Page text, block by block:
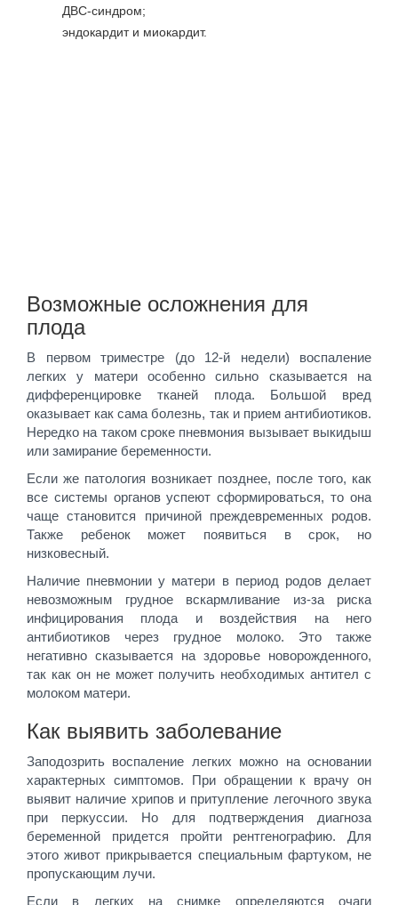
ДВС-синдром;
эндокардит и миокардит.
Возможные осложнения для
плода
В первом триместре (до 12-й недели) воспаление
легких у матери особенно сильно сказывается на
дифференцировке тканей плода. Большой вред
оказывает как сама болезнь, так и прием антибиотиков.
Нередко на таком сроке пневмония вызывает выкидыш
или замирание беременности.
Если же патология возникает позднее, после того, как
все системы органов успеют сформироваться, то она
чаще становится причиной преждевременных родов.
Также ребенок может появиться в срок, но
низковесный.
Наличие пневмонии у матери в период родов делает
невозможным грудное вскармливание из-за риска
инфицирования плода и воздействия на него
антибиотиков через грудное молоко. Это также
негативно сказывается на здоровье новорожденного,
так как он не может получить необходимых антител с
молоком матери.
Как выявить заболевание
Заподозрить воспаление легких можно на основании
характерных симптомов. При обращении к врачу он
выявит наличие хрипов и притупление легочного звука
при перкуссии. Но для подтверждения диагноза
беременной придется пройти рентгенографию. Для
этого живот прикрывается специальным фартуком, не
пропускающим лучи.
Если в легких на снимке определяются очаги